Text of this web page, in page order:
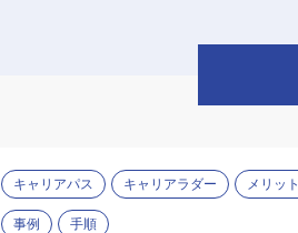
キャリアパス キャリアラダー メリット
事例 手順